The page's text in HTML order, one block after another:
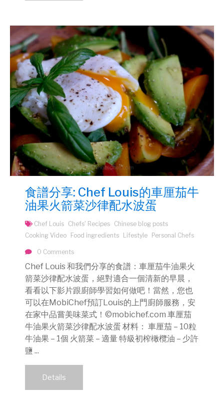
食譜分享: Chef Louis的車厘茄牛
油果火箭菜沙律配水波蛋
Chef Louis Chefs' Recipes Chinese blog posts
Cooking Video
Food ingredients Lifestyle Personal Chefs
0 Comments
Chef Louis 和我們分享的食譜：車厘茄牛油果火
箭菜沙律配水波蛋，絕對適合一個清新的早晨，
看看以下影片跟廚師學習如何做吧！當然，您也
可以在MobiChef預訂Louis的上門廚師服務，安
在家中品嘗美味菜式！©mobichef.com 車厘茄
牛油果火箭菜沙律配水波蛋 材料： 車厘茄 – 10粒
牛油果 – 1個 火箭菜 – 適量 特級初榨橄欖油 – 少許
鹽 ...
Details